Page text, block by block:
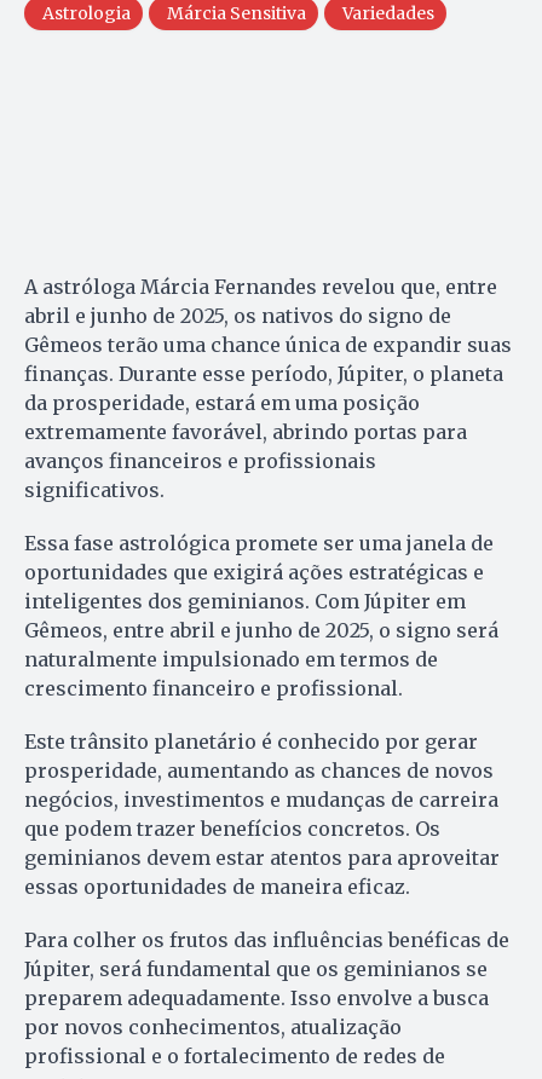
Astrologia Márcia Sensitiva Variedades
A astróloga Márcia Fernandes revelou que, entre
abril e junho de 2025, os nativos do signo de
Gêmeos terão uma chance única de expandir suas
finanças. Durante esse período, Júpiter, o planeta
da prosperidade, estará em uma posição
extremamente favorável, abrindo portas para
avanços financeiros e profissionais
significativos.
Essa fase astrológica promete ser uma janela de
oportunidades que exigirá ações estratégicas e
inteligentes dos geminianos. Com Júpiter em
Gêmeos, entre abril e junho de 2025, o signo será
naturalmente impulsionado em termos de
crescimento financeiro e profissional.
Este trânsito planetário é conhecido por gerar
prosperidade, aumentando as chances de novos
negócios, investimentos e mudanças de carreira
que podem trazer benefícios concretos. Os
geminianos devem estar atentos para aproveitar
essas oportunidades de maneira eficaz.
Para colher os frutos das influências benéficas de
Júpiter, será fundamental que os geminianos se
preparem adequadamente. Isso envolve a busca
por novos conhecimentos, atualização
profissional e o fortalecimento de redes de